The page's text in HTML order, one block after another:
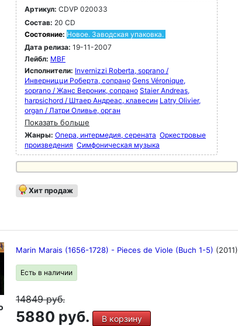
Артикул: CDVP 020033
Состав: 20 CD
Состояние: Новое. Заводская упаковка.
Дата релиза: 19-11-2007
Лейбл: MBF
Исполнители: Invernizzi Roberta, soprano /
Инверницци Роберта, сопрано Gens Véronique,
soprano / Жанс Вероник, сопрано Staier Andreas,
harpsichord / Штаер Андреас, клавесин Latry Olivier,
organ / Латри Оливье, орган
Показать больше
Жанры: Опера, интермедия, серената Оркестровые
произведения Симфоническая музыка
Хит продаж
Marin Marais (1656-1728) - Pieces de Viole (Buch 1-5) (2011)
Есть в наличии
14849руб.
5880 руб. В корзину